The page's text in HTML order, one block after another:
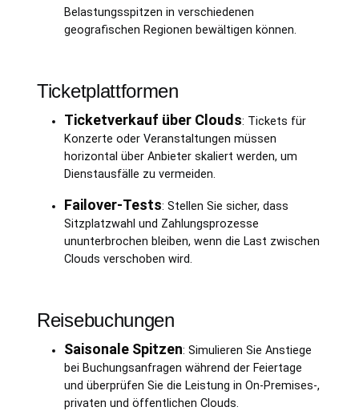
Belastungsspitzen in verschiedenen
geografischen Regionen bewältigen können.
Ticketplattformen
Ticketverkauf über Clouds: Tickets für
Konzerte oder Veranstaltungen müssen
horizontal über Anbieter skaliert werden, um
Dienstausfälle zu vermeiden.
Failover-Tests: Stellen Sie sicher, dass
Sitzplatzwahl und Zahlungsprozesse
ununterbrochen bleiben, wenn die Last zwischen
Clouds verschoben wird.
Reisebuchungen
Saisonale Spitzen: Simulieren Sie Anstiege
bei Buchungsanfragen während der Feiertage
und überprüfen Sie die Leistung in On-Premises-,
privaten und öffentlichen Clouds.